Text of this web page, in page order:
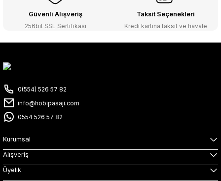
Güvenli Alışveriş
256bit SSL Sertifikası
Taksit Seçenekleri
Kredi kartına taksit ve havale
0(554) 526 57 82
info@hobipasaji.com
0554 526 57 82
Kurumsal
Alışveriş
Üyelik